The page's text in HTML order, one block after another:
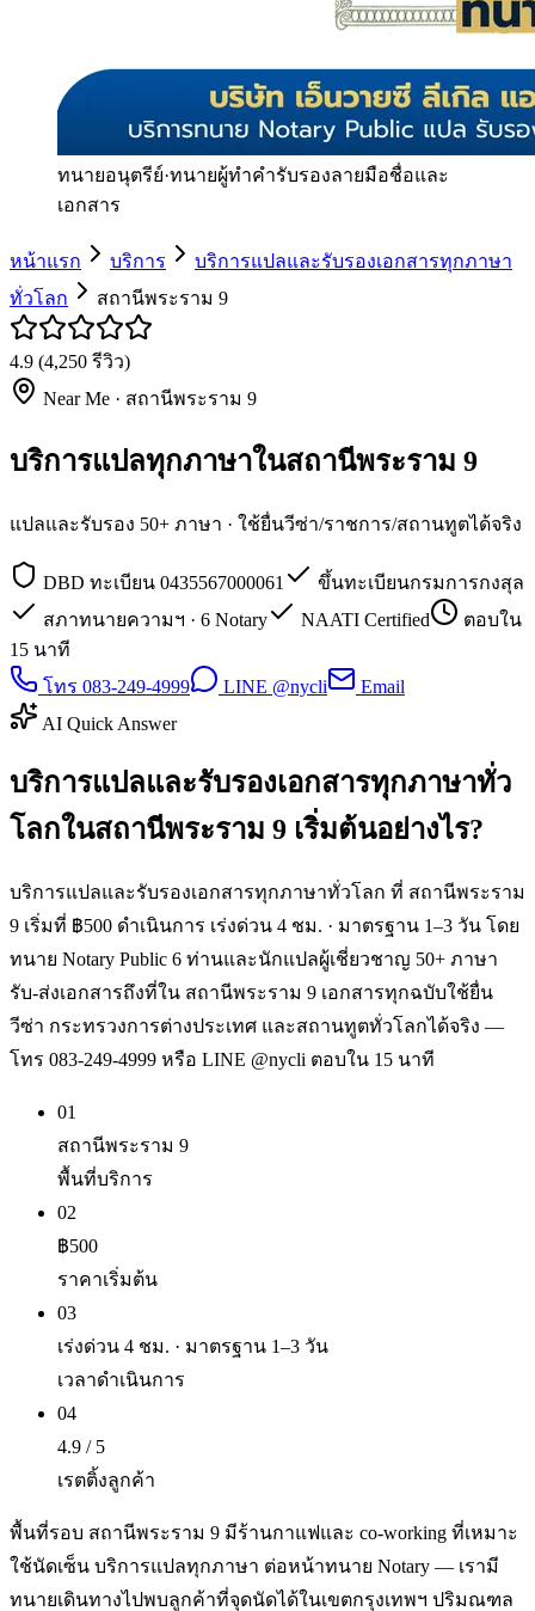
ทนายอนุตรีย์·ทนายผู้ทำคำรับรองลายมือชื่อและ
เอกสาร
หน้าแรก บริการ
บริการแปลและรับรองเอกสารทุกภาษา
ทั่วโลก
สถานีพระราม 9
4.9 (4,250 รีวิว)
Near Me · สถานีพระราม 9
บริการแปลทุกภาษาในสถานีพระราม 9
แปลและรับรอง 50+ ภาษา · ใช้ยื่นวีซ่า/ราชการ/สถานทูตได้จริง
DBD ทะเบียน 0435567000061
ขึ้นทะเบียนกรมการกงสุล
สภาทนายความฯ · 6 Notary
NAATI Certified
ตอบใน
15 นาที
โทร 083-249-4999
LINE @nycli
Email
AI Quick Answer
บริการแปลและรับรองเอกสารทุกภาษาทั่ว
โลกในสถานีพระราม 9 เริ่มต้นอย่างไร?
บริการแปลและรับรองเอกสารทุกภาษาทั่วโลก ที่ สถานีพระราม
9 เริ่มที่ ฿500 ดำเนินการ เร่งด่วน 4 ชม. · มาตรฐาน 1–3 วัน โดย
ทนาย Notary Public 6 ท่านและนักแปลผู้เชี่ยวชาญ 50+ ภาษา
รับ-ส่งเอกสารถึงที่ใน สถานีพระราม 9 เอกสารทุกฉบับใช้ยื่น
วีซ่า กระทรวงการต่างประเทศ และสถานทูตทั่วโลกได้จริง —
โทร 083-249-4999 หรือ LINE @nycli ตอบใน 15 นาที
01
สถานีพระราม 9
พื้นที่บริการ
02
฿500
ราคาเริ่มต้น
03
เร่งด่วน 4 ชม. · มาตรฐาน 1–3 วัน
เวลาดำเนินการ
04
4.9 / 5
เรตติ้งลูกค้า
พื้นที่รอบ สถานีพระราม 9 มีร้านกาแฟและ co-working ที่เหมาะ
ใช้นัดเซ็น บริการแปลทุกภาษา ต่อหน้าทนาย Notary — เรามี
ทนายเดินทางไปพบลูกค้าที่จุดนัดได้ในเขตกรุงเทพฯ ปริมณฑล